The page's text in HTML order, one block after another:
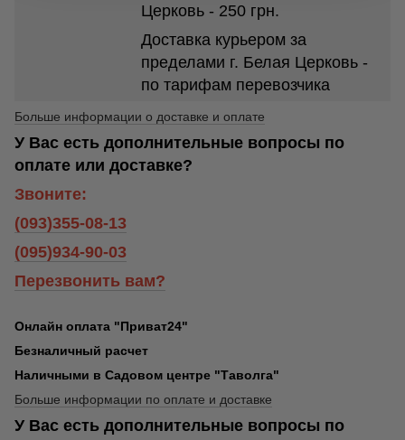
Церковь - 250 грн.
Доставка курьером за
пределами г. Белая Церковь -
по тарифам перевозчика
Больше информации о доставке и оплате
У Вас есть дополнительные вопросы по
оплате или доставке?
Звоните:
(093)355-08-13
(095)934-90-03
Перезвонить вам?
Онлайн оплата "Приват24"
Безналичный расчет
Наличными в Садовом центре "Таволга"
Больше информации по оплате и доставке
У Вас есть дополнительные вопросы по